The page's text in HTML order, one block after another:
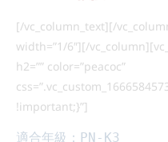
[/vc_column_text][/
width=”1/6″][/
h2=”” color=”peacoc”
!important;}”]
適合年級：PN-K3